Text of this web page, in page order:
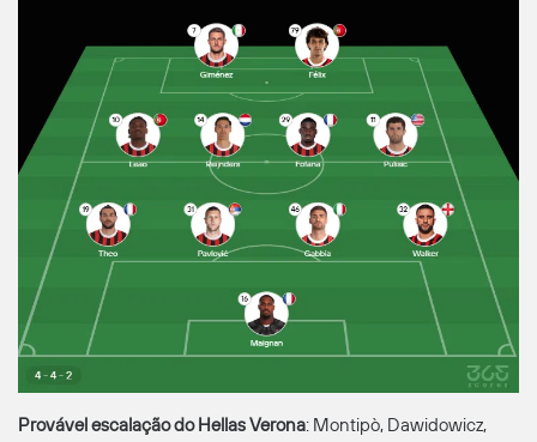
Provável escalação do Hellas Verona: Montipò, Dawidowicz,